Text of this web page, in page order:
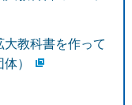
教科書を作って
）